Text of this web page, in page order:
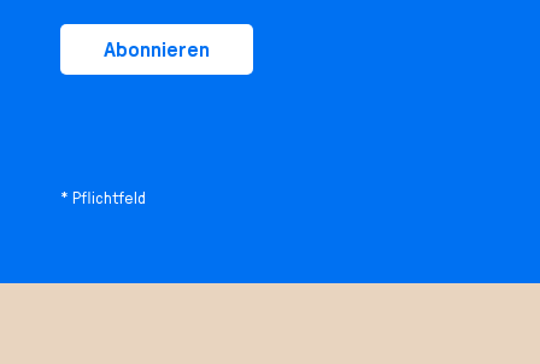
Abonnieren
* Pflichtfeld